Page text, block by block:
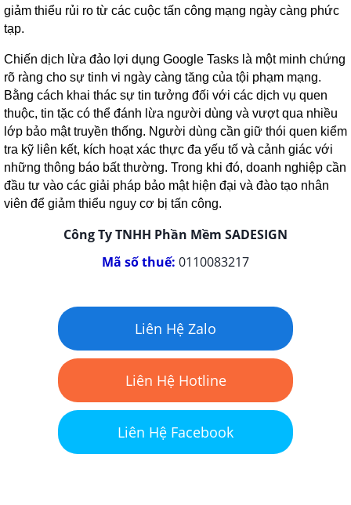
giảm thiểu rủi ro từ các cuộc tấn công mạng ngày càng phức
tạp.
Chiến dịch lừa đảo lợi dụng Google Tasks là một minh chứng
rõ ràng cho sự tinh vi ngày càng tăng của tội phạm mạng.
Bằng cách khai thác sự tin tưởng đối với các dịch vụ quen
thuộc, tin tặc có thể đánh lừa người dùng và vượt qua nhiều
lớp bảo mật truyền thống. Người dùng cần giữ thói quen kiểm
tra kỹ liên kết, kích hoạt xác thực đa yếu tố và cảnh giác với
những thông báo bất thường. Trong khi đó, doanh nghiệp cần
đầu tư vào các giải pháp bảo mật hiện đại và đào tạo nhân
viên để giảm thiểu nguy cơ bị tấn công.
Công Ty TNHH Phần Mềm SADESIGN
Mã số thuế: 0110083217
Liên Hệ Zalo
Liên Hệ Hotline
Liên Hệ Facebook